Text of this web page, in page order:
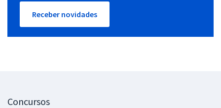
Receber novidades
Concursos